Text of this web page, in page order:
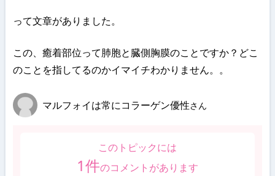
って文章がありました。
この、癒着部位って肺胞と臓側胸膜のことですか？どこ
のことを指してるのかイマイチわかりません。。
マルフォイは常にコラーゲン優性さん
このトピックには
1件のコメントがあります